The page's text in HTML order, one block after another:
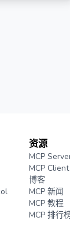
资源
MCP
MCP Client
博客
MCP 新闻
MCP 教程
MCP 排行